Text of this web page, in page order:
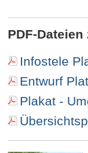
PDF-
Infostele
Entwurf
Plakat -